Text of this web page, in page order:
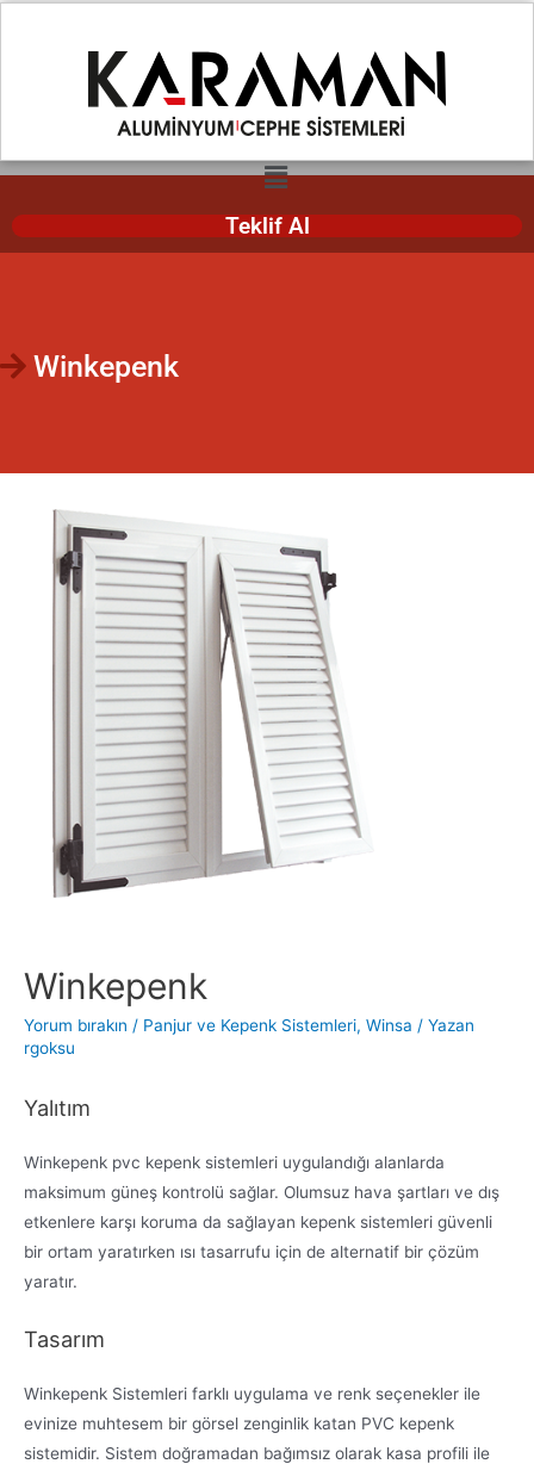
Teklif Al
Winkepenk
Winkepenk
Yorum bırakın / Panjur ve Kepenk Sistemleri, Winsa / Yazan
rgoksu
Yalıtım
Winkepenk pvc kepenk sistemleri uygulandığı alanlarda
maksimum güneş kontrolü sağlar. Olumsuz hava şartları ve dış
etkenlere karşı koruma da sağlayan kepenk sistemleri güvenli
bir ortam yaratırken ısı tasarrufu için de alternatif bir çözüm
yaratır.
Tasarım
Winkepenk Sistemleri farklı uygulama ve renk seçenekler ile
evinize muhtesem bir görsel zenginlik katan PVC kepenk
sistemidir. Sistem doğramadan bağımsız olarak kasa profili ile